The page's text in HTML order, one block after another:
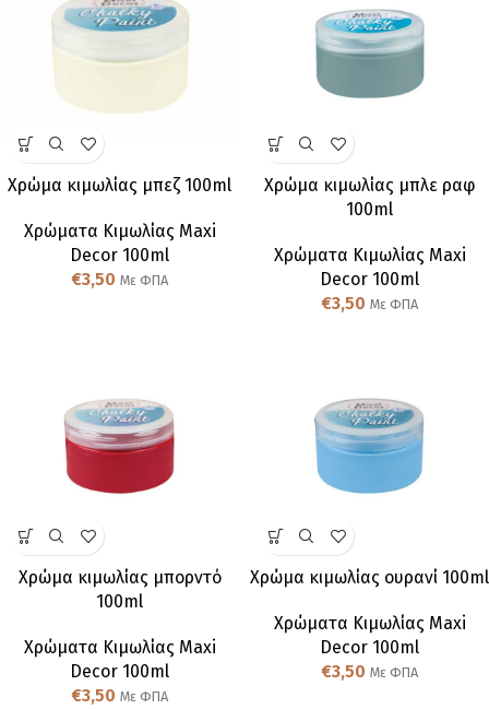
Χρώμα κιμωλίας μπεζ 100ml
Χρώματα Κιμωλίας Maxi
Decor 100ml
€3,50 Με ΦΠΑ
Χρώμα κιμωλίας μπλε ραφ
100ml
Χρώματα Κιμωλίας Maxi
Decor 100ml
€3,50 Με ΦΠΑ
Χρώμα κιμωλίας μπορντό
100ml
Χρώματα Κιμωλίας Maxi
Decor 100ml
€3,50 Με ΦΠΑ
Χρώμα κιμωλίας ουρανί 100ml
Χρώματα Κιμωλίας Maxi
Decor 100ml
€3,50 Με ΦΠΑ